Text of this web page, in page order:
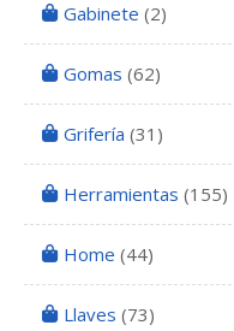
Gabinete (2)
Gomas (62)
Grifería (31)
Herramientas (155)
Home (44)
Llaves (73)